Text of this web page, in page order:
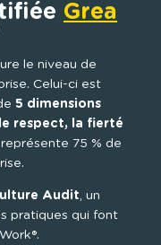
Grea
le niveau de
Celui-ci est
5 dimensions
respect, la fierté
75 % de
Audit, un
pratiques qui font